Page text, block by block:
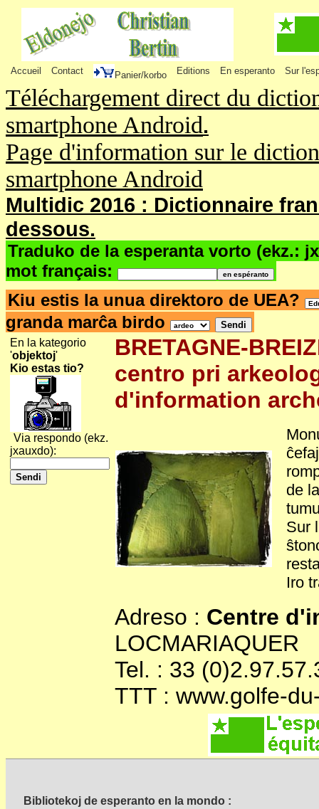
Accueil Contact Panier/korbo Editions En esperanto Sur
Téléchargement direct du
smartphone Android.
Page d'information sur le
smartphone Android
Multidic 2016 : Dictionnaire
dessous.
Traduko de la esperanta vorto (ekz.:
mot français:
Kiu estis la unua direktoro de UEA?
granda marĉa birdo
En la kategorio
'objektoj'
Kio estas tio?
Via respondo (ekz.
jxauxdo):
BRETAGNE-
centro pri
d'information
de
Sur
Iro
Adreso : Centre
LOCMARIAQUER
Tel. : 33
TTT : www.golfe-
Bibliotekoj de esperanto en la mondo :